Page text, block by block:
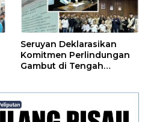
Seruyan Deklarasikan
Komitmen Perlindungan
Gambut di Tengah